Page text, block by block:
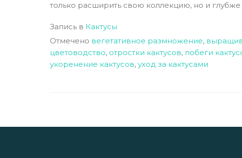
только расширить свою коллекцию, но и глубже
Запись в Кактусы
Отмечено вегетативное размножение,
цветоводство, отростки кактусов, побеги
укоренение кактусов, уход за кактусами